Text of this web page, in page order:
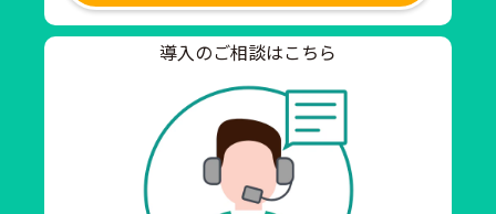
導入のご相談はこちら